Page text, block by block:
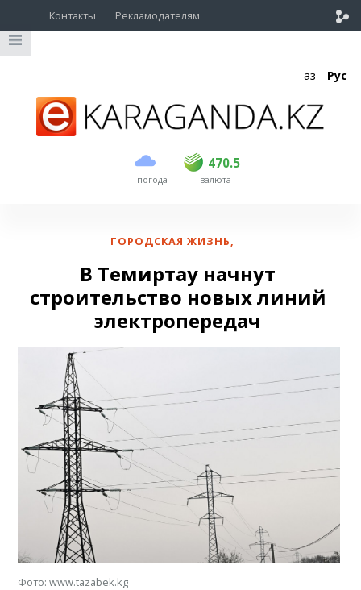
Контакты Рекламодателям
Қаз Рус
погода
470.5
USD 468.5 470.5
EUR валюта
ГОРОДСКАЯ ЖИЗНЬ,
В Темиртау начнут
строительство новых линий
электропередач
Фото: www.tazabek.kg